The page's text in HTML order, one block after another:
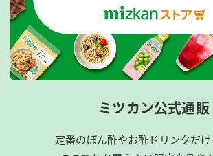
ミツカン公式通販
定番のぽん酢やお酢ドリンクだけ